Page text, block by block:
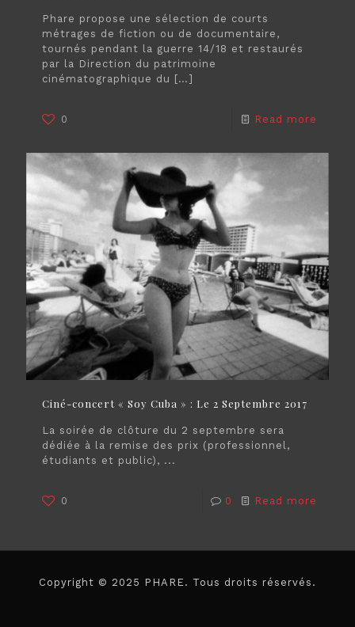
Phare propose une sélection de courts
métrages de fiction ou de documentaire,
tournés pendant la guerre 14/18 et restaurés
par la Direction du patrimoine
cinématographique du […]
0 Read more
Ciné-concert « Soy Cuba » : Le 2 Septembre 2017
La soirée de clôture du 2 septembre sera
dédiée à la remise des prix (professionnel,
étudiants et public), ...
0 0 Read more
Copyright © 2025 PHARE. Tous droits réservés.